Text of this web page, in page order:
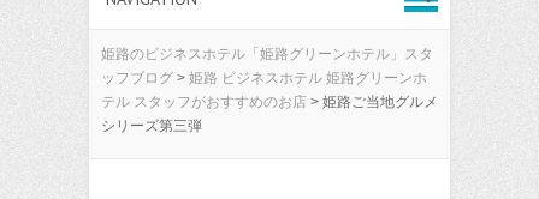
姫路のビジネスホテル「姫路グリーンホテル」スタ
ッフブログ > 姫路 ビジネスホテル 姫路グリーンホ
テル スタッフがおすすめのお店 > 姫路ご当地グルメ
シリーズ第三弾